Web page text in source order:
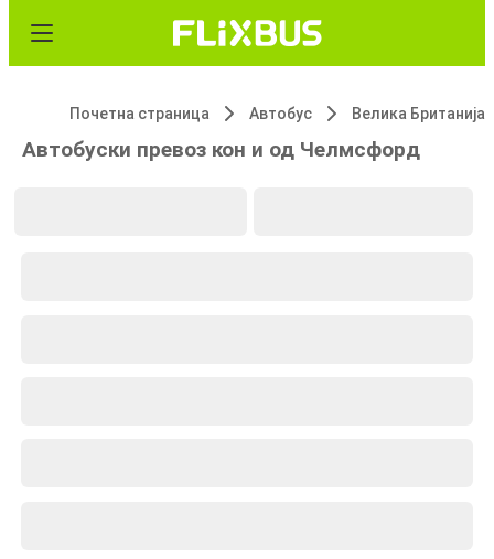
Почетна страница Автобус Велика Британија
Автобуски превоз кон и од Челмсфорд